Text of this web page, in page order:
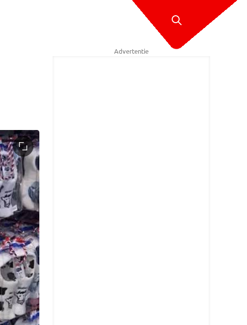
Advertentie